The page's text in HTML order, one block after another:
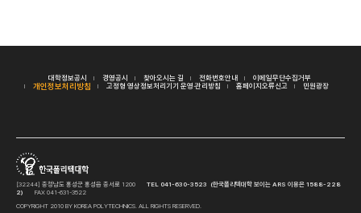
대학정보공시 경영공시 찾아오시는 길 전화번호안내 이메일무단수집거부
개인정보처리방침 고정형 영상정보처리기기 운영·관리방침 홈페이지오류신고 민원광장
[32244] 충청남도 홍성군 홍성읍 충서로 1200 TEL 041-630-3523 (한국폴리텍대학 보이는 ARS 이용은 1588-228
2)
FAX 041-631-3522
COPYRIGHT 2010 BY KOREA POLYTECHNICS. ALL RIGHTS RESERVED.